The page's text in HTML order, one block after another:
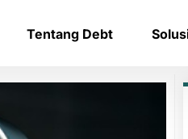
Tentang Debt